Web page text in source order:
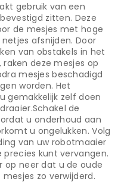
gebruik van een
zitten. Deze
de mesjes met hoge
afsnijden. Door
van obstakels in het
deze mesjes op
mesjes beschadigd
worden. Het
gemakkelijk zelf doen
de
u onderhoud aan
u ongelukken. Volg
van uw robotmaaier
kunt vervangen.
neer dat u de oude
zo verwijderd.